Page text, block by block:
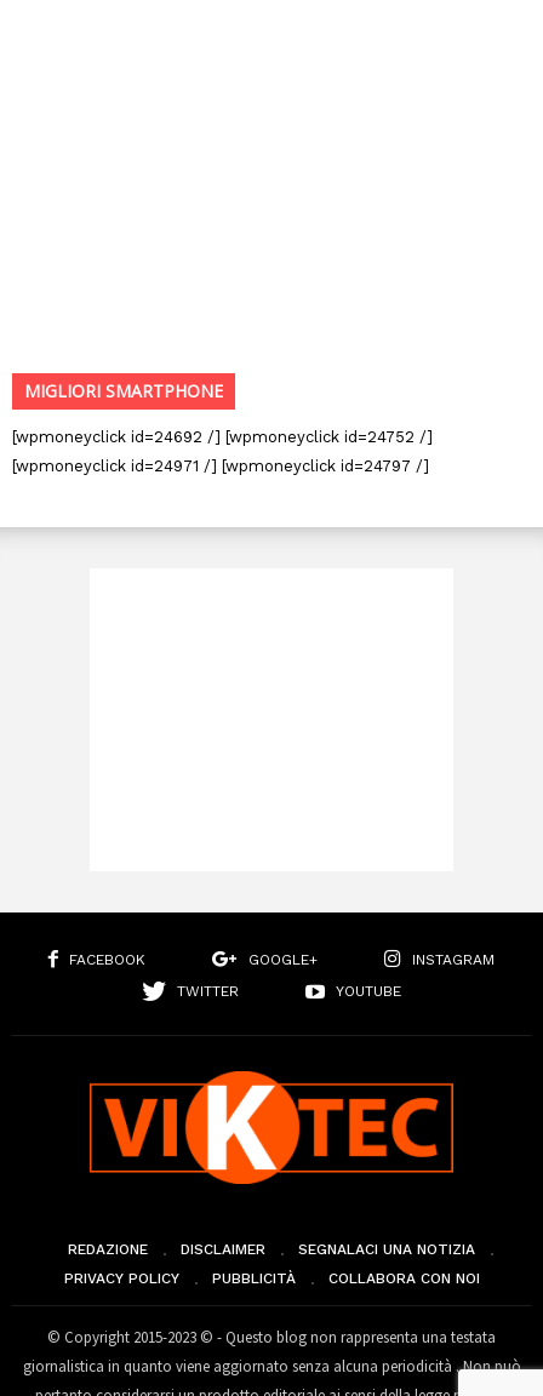
MIGLIORI SMARTPHONE
[wpmoneyclick id=24692 /] [wpmoneyclick id=24752 /]
[wpmoneyclick id=24971 /] [wpmoneyclick id=24797 /]
FACEBOOK GOOGLE+
INSTAGRAM
TWITTER
YOUTUBE
REDAZIONE DISCLAIMER
SEGNALACI UNA NOTIZIA
PRIVACY POLICY
PUBBLICITÀ COLLABORA CON NOI
© Copyright 2015-2023 © - Questo blog non rappresenta una testata
giornalistica in quanto viene aggiornato senza alcuna periodicità . Non può